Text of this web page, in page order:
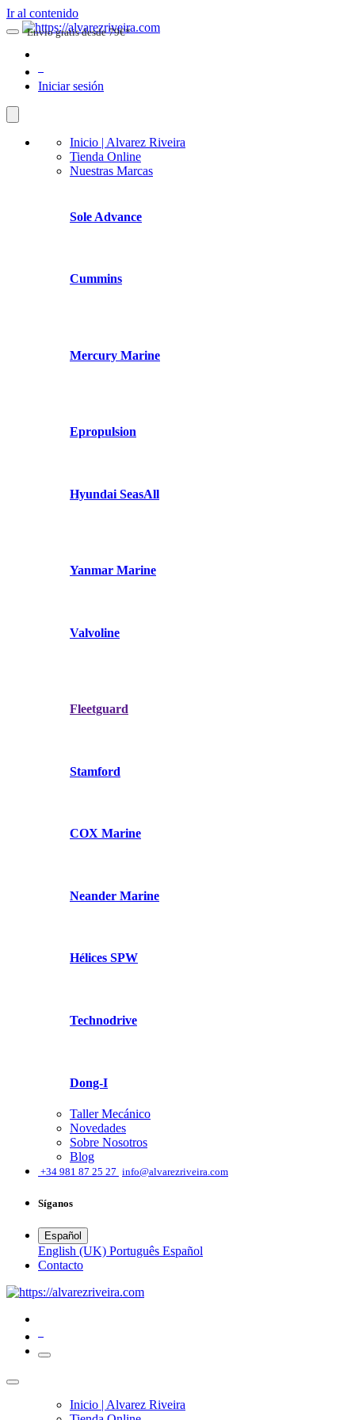
Ir al contenido
Iniciar sesión
Inicio | Alvarez Riveira
Tienda Online
Nuestras Marcas
Sole Advance
Cummins
Mercury Marine
Epropulsion
Hyundai SeasAll
Yanmar Marine
Valvoline
Fleetguard
Stamford
COX Marine
Neander Marine
Hélices SPW
Technodrive
Dong-I
Taller Mecánico
Novedades
Sobre Nosotros
Blog
+34 981 87 25 27 info@alvarezriveira.com
Síganos
Español
English (UK) Português Español
​Contacto
Envio gratis desde 79€*
Inicio | Alvarez Riveira